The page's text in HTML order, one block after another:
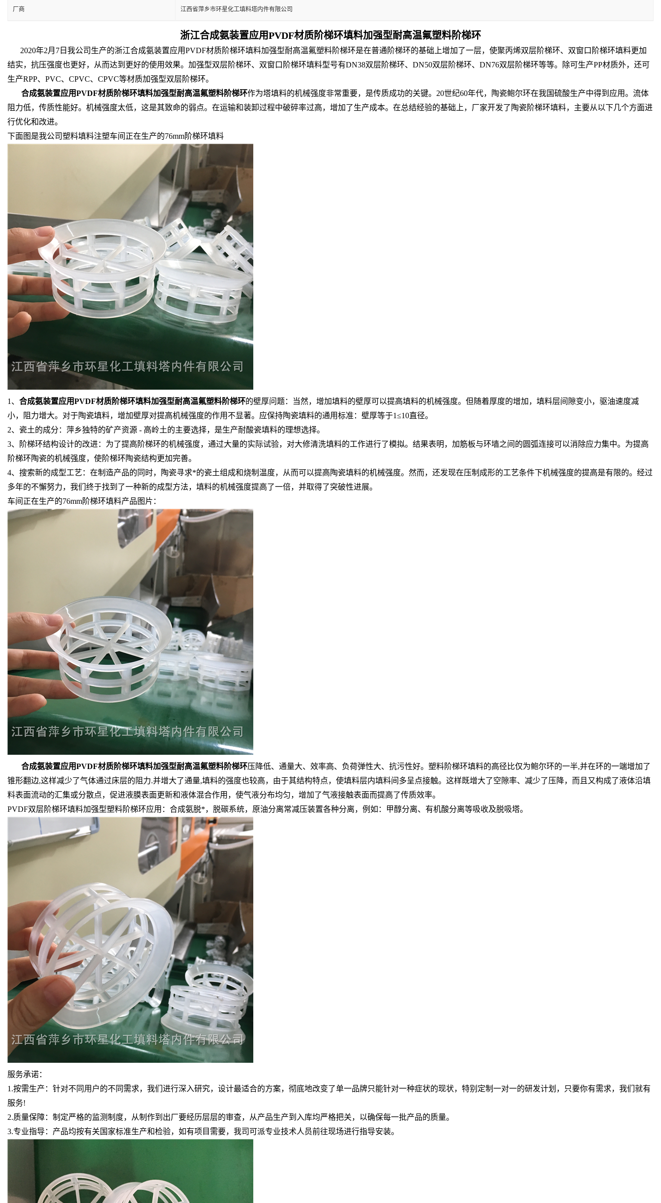
厂商 江西省萍乡市环星化工填料塔内件有限公司
浙江合成氨装置应用PVDF材质阶梯环填料加强型耐高温氟塑料阶梯环
2020年2月7日我公司生产的浙江合成氨装置应用PVDF材质阶梯环填料加强型耐高温氟塑料阶梯环是在普通阶梯环的基础上增加了一层，使聚丙烯双层阶梯环、双窗口阶梯环填料更加
结实，抗压强度也更好，从而达到更好的使用效果。加强型双层阶梯环、双窗口阶梯环填料型号有DN38双层阶梯环、DN50双层阶梯环、DN76双层阶梯环等等。除可生产PP材质外，还可
生产RPP、PVC、CPVC、CPVC等材质加强型双层阶梯环。
合成氨装置应用PVDF材质阶梯环填料加强型耐高温氟塑料阶梯环作为塔填料的机械强度非常重要，是传质成功的关键。20世纪60年代，陶瓷鲍尔环在我国硫酸生产中得到应用。流体
阻力低，传质性能好。机械强度太低，这是其致命的弱点。在运输和装卸过程中破碎率过高，增加了生产成本。在总结经验的基础上，厂家开发了陶瓷阶梯环填料，主要从以下几个方面进
行优化和改进。
下面图是我公司塑料填料注塑车间正在生产的76mm阶梯环填料
1、 合成氨装置应用PVDF材质阶梯环填料加强型耐高温氟塑料阶梯环的壁厚问题：当然，增加填料的壁厚可以提高填料的机械强度。但随着厚度的增加，填料层间隙变小，驱油速度减
小，阻力增大。对于陶瓷填料，增加壁厚对提高机械强度的作用不显著。应保持陶瓷填料的通用标准：壁厚等于1≤10直径。
2、瓷土的成分：萍乡独特的矿产资源 - 高岭土的主要选择，是生产耐酸瓷填料的理想选择。
3、阶梯环结构设计的改进：为了提高阶梯环的机械强度，通过大量的实际试验，对大修清洗填料的工作进行了模拟。结果表明，加筋板与环墙之间的圆弧连接可以消除应力集中。为提高
阶梯环陶瓷的机械强度，使阶梯环陶瓷结构更加完善。
4、搜索新的成型工艺：在制造产品的同时，陶瓷寻求*的瓷土组成和烧制温度，从而可以提高陶瓷填料的机械强度。然而，还发现在压制成形的工艺条件下机械强度的提高是有限的。经过
多年的不懈努力，我们终于找到了一种新的成型方法，填料的机械强度提高了一倍，并取得了突破性进展。
车间正在生产的76mm阶梯环填料产品图片：
合成氨装置应用PVDF材质阶梯环填料加强型耐高温氟塑料阶梯环压降低、通量大、效率高、负荷弹性大、抗污性好。塑料阶梯环填料的高径比仅为鲍尔环的一半,并在环的一端增加了
锥形翻边,这样减少了气体通过床层的阻力.并增大了通量,填料的强度也较高，由于其结构特点，使填料层内填料间多呈点接触。这样既增大了空隙率、减少了压降，而且又构成了液体沿填
料表面流动的汇集或分散点，促进液膜表面更新和液体混合作用，使气液分布均匀，增加了气液接触表面而提高了传质效率。
PVDF双层阶梯环填料加强型塑料阶梯环应用：合成氨脱*，脱碳系统，原油分离常减压装置各种分离，例如：甲醇分离、有机酸分离等吸收及脱吸塔。
服务承诺：
1.按需生产：针对不同用户的不同需求，我们进行深入研究，设计最适合的方案，彻底地改变了单一品牌只能针对一种症状的现状，特别定制一对一的研发计划，只要你有需求，我们就有
服务!
2.质量保障：制定严格的监测制度，从制作到出厂要经历层层的审查，从产品生产到入库均严格把关，以确保每一批产品的质量。
3.专业指导：产品均按有关国家标准生产和检验，如有项目需要，我司可派专业技术人员前往现场进行指导安装。